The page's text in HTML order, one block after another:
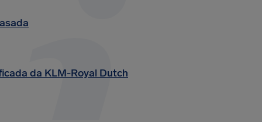
da KLM-Royal Dutch